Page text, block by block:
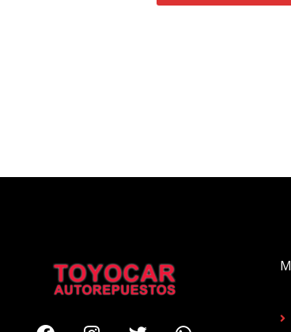
FacebookInstagram
TwitterWhatsapp